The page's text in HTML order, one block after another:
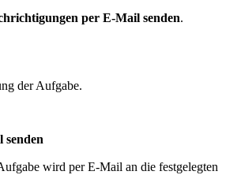
per E-Mail senden.
der Aufgabe.
senden
wird per E-Mail an die festgelegten